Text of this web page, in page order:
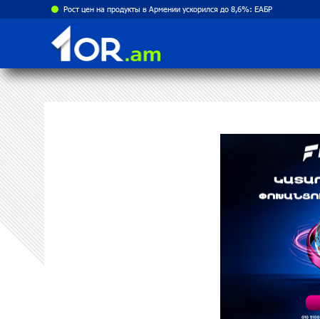
Рост цен на продукты в Армении ускорился до 8,6%: ЕАБР